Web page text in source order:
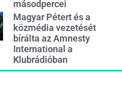
másodpercei
Magyar Pétert és a
közmédia vezetését
bírálta az Amnesty
International a
Klubrádióban